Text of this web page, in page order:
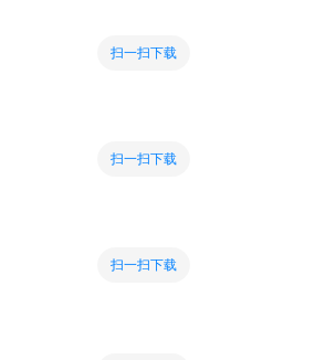
扫一扫下载
扫一扫下载
扫一扫下载